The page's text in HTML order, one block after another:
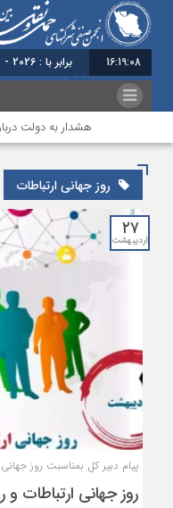
16:19:08 برابر با : Saturday - 8 August - 2026
هشدار به دولت
روز جهانی ارتباطات
۲۷
اردیبهشت
پیام دبیر کل بمناسبت روز
روز جهانی ارتباطات